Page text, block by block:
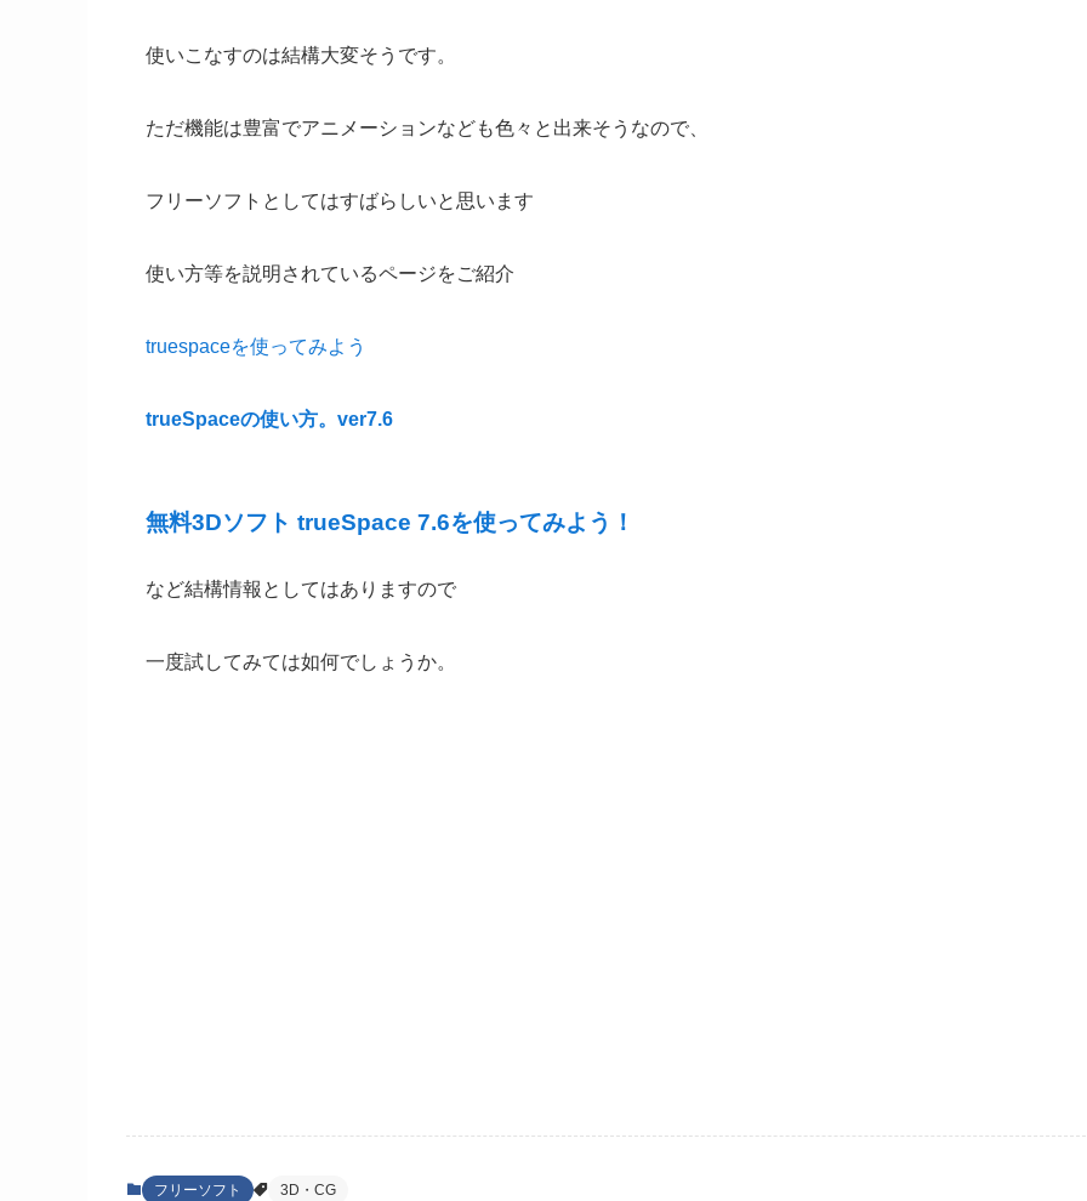
使いこなすのは結構大変そうです。
ただ機能は豊富でアニメーションなども色々と出来そうなので、
フリーソフトとしてはすばらしいと思います
使い方等を説明されているページをご紹介
truespaceを使ってみよう
trueSpaceの使い方。ver7.6
無料3Dソフト trueSpace 7.6を使ってみよう！
など結構情報としてはありますので
一度試してみては如何でしょうか。
フリーソフト 3D・CG